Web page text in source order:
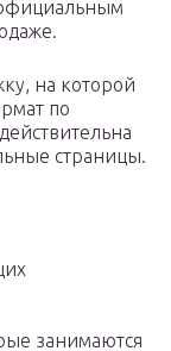
на которой
по
страницы.
занимаются